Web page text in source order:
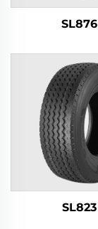
SL876
SL823